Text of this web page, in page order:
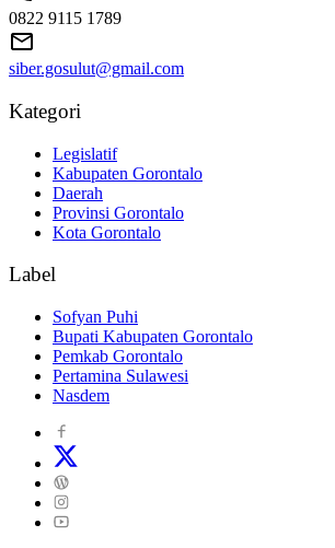
0822 9115 1789
siber.gosulut@gmail.com
Kategori
Legislatif
Kabupaten Gorontalo
Daerah
Provinsi Gorontalo
Kota Gorontalo
Label
Sofyan Puhi
Bupati Kabupaten Gorontalo
Pemkab Gorontalo
Pertamina Sulawesi
Nasdem